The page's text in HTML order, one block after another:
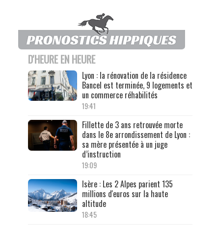
D'HEURE EN HEURE
Lyon : la rénovation de la résidence
Bancel est terminée, 9 logements et
un commerce réhabilités
19:41
Fillette de 3 ans retrouvée morte
dans le 8e arrondissement de Lyon :
sa mère présentée à un juge
d’instruction
19:09
Isère : Les 2 Alpes parient 135
millions d'euros sur la haute
altitude
18:45